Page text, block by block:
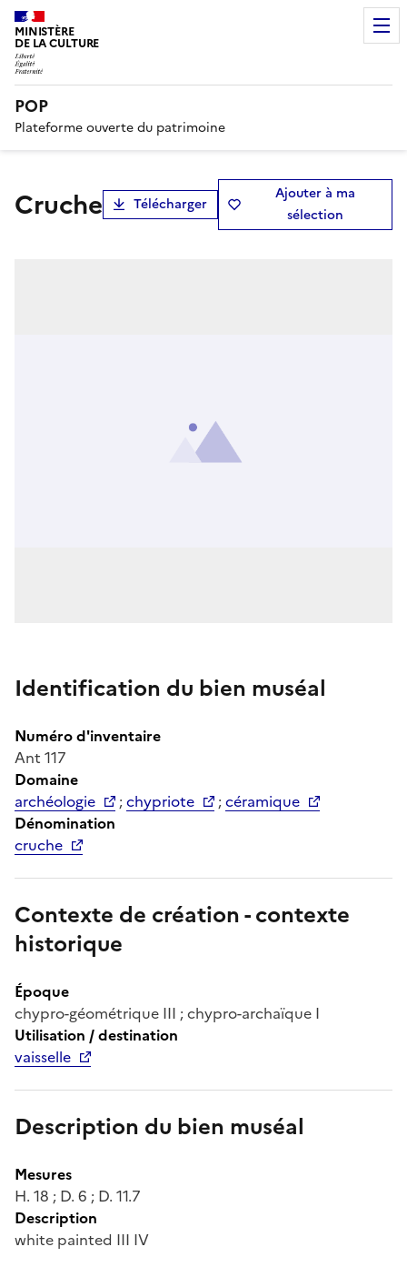
MINISTÈRE
DE LA CULTURE
POP
Plateforme ouverte du patrimoine
cruche Télécharger
Ajouter à ma
sélection
Identification du bien muséal
Numéro d'inventaire
Ant 117
Domaine
archéologie
;chypriote ;céramique
Dénomination
cruche
Contexte de création - contexte
historique
Époque
chypro-géométrique III ; chypro-archaïque I
Utilisation / destination
vaisselle
Description du bien muséal
Mesures
H. 18 ; D. 6 ; D. 11.7
Description
white painted III IV